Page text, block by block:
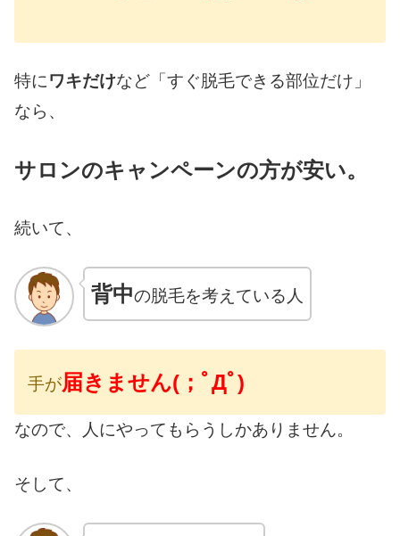
特にワキだけなど「すぐ脱毛できる部位だけ」
なら、
サロンのキャンペーンの方が安い。
続いて、
背中の脱毛を考えている人
手が届きません(；ﾟДﾟ)
なので、人にやってもらうしかありません。
そして、